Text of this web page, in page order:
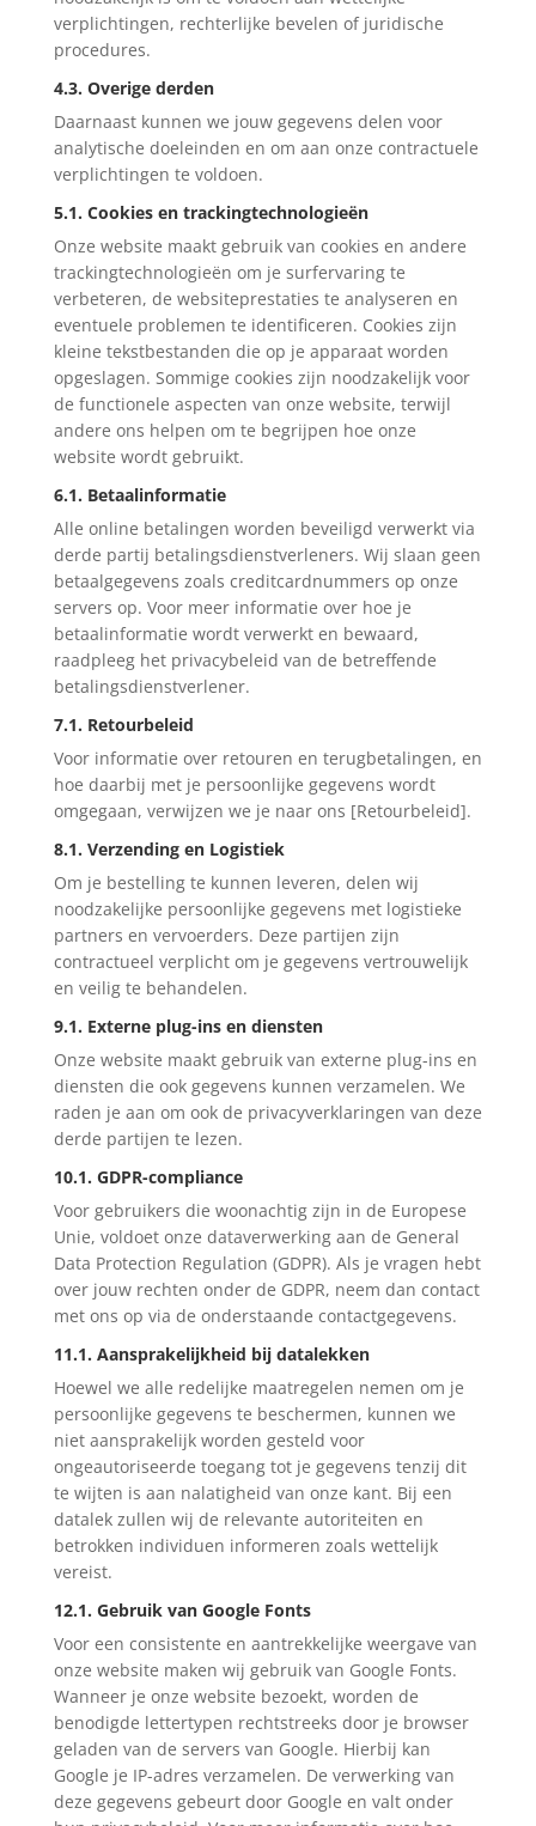
verplichtingen, rechterlijke bevelen of juridische
procedures.
4.3. Overige derden
Daarnaast kunnen we jouw gegevens delen voor
analytische doeleinden en om aan onze contractuele
verplichtingen te voldoen.
5.1. Cookies en trackingtechnologieën
Onze website maakt gebruik van cookies en andere
trackingtechnologieën om je surfervaring te
verbeteren, de websiteprestaties te analyseren en
eventuele problemen te identificeren. Cookies zijn
kleine tekstbestanden die op je apparaat worden
opgeslagen. Sommige cookies zijn noodzakelijk voor
de functionele aspecten van onze website, terwijl
andere ons helpen om te begrijpen hoe onze
website wordt gebruikt.
6.1. Betaalinformatie
Alle online betalingen worden beveiligd verwerkt via
derde partij betalingsdienstverleners. Wij slaan geen
betaalgegevens zoals creditcardnummers op onze
servers op. Voor meer informatie over hoe je
betaalinformatie wordt verwerkt en bewaard,
raadpleeg het privacybeleid van de betreffende
betalingsdienstverlener.
7.1. Retourbeleid
Voor informatie over retouren en terugbetalingen, en
hoe daarbij met je persoonlijke gegevens wordt
omgegaan, verwijzen we je naar ons [Retourbeleid].
8.1. Verzending en Logistiek
Om je bestelling te kunnen leveren, delen wij
noodzakelijke persoonlijke gegevens met logistieke
partners en vervoerders. Deze partijen zijn
contractueel verplicht om je gegevens vertrouwelijk
en veilig te behandelen.
9.1. Externe plug-ins en diensten
Onze website maakt gebruik van externe plug-ins en
diensten die ook gegevens kunnen verzamelen. We
raden je aan om ook de privacyverklaringen van deze
derde partijen te lezen.
10.1. GDPR-compliance
Voor gebruikers die woonachtig zijn in de Europese
Unie, voldoet onze dataverwerking aan de General
Data Protection Regulation (GDPR). Als je vragen hebt
over jouw rechten onder de GDPR, neem dan contact
met ons op via de onderstaande contactgegevens.
11.1. Aansprakelijkheid bij datalekken
Hoewel we alle redelijke maatregelen nemen om je
persoonlijke gegevens te beschermen, kunnen we
niet aansprakelijk worden gesteld voor
ongeautoriseerde toegang tot je gegevens tenzij dit
te wijten is aan nalatigheid van onze kant. Bij een
datalek zullen wij de relevante autoriteiten en
betrokken individuen informeren zoals wettelijk
vereist.
12.1. Gebruik van Google Fonts
Voor een consistente en aantrekkelijke weergave van
onze website maken wij gebruik van Google Fonts.
Wanneer je onze website bezoekt, worden de
benodigde lettertypen rechtstreeks door je browser
geladen van de servers van Google. Hierbij kan
Google je IP-adres verzamelen. De verwerking van
deze gegevens gebeurt door Google en valt onder